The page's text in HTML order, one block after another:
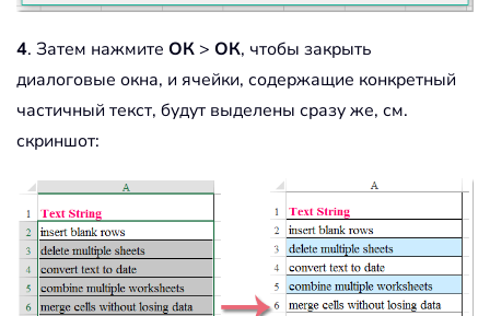
4. Затем нажмите ОК > ОК, чтобы закрыть
диалоговые окна, и ячейки, содержащие конкретный
частичный текст, будут выделены сразу же, см.
скриншот: